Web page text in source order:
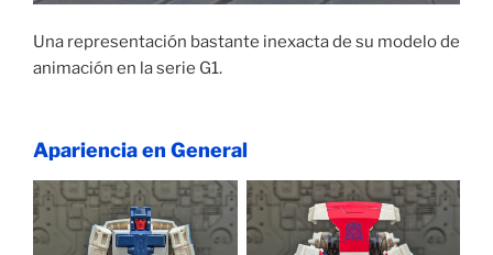
Una representación bastante inexacta de su modelo de
animación en la serie G1.
Apariencia en General